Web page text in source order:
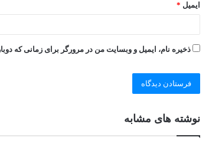
ایمیل *
ذخیره نام، ایمیل و وبسایت من در مرورگر برای زمانی که
نوشته های مشابه